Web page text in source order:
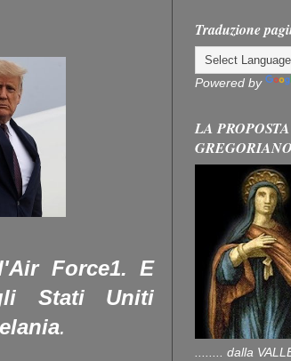
Force1. E
Stati Uniti
.
Traduzione
Powered by
LA
........ dalla